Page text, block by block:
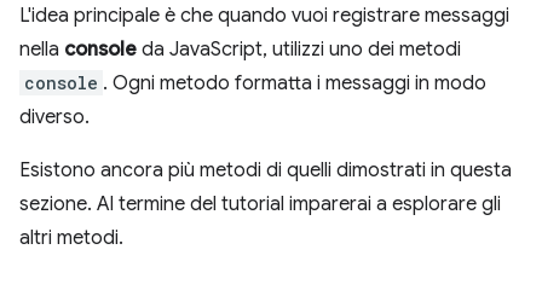
L'idea principale è che quando vuoi registrare messaggi
nella console da JavaScript, utilizzi uno dei metodi
console . Ogni metodo formatta i messaggi in modo
diverso.
Esistono ancora più metodi di quelli dimostrati in questa
sezione. Al termine del tutorial imparerai a esplorare gli
altri metodi.